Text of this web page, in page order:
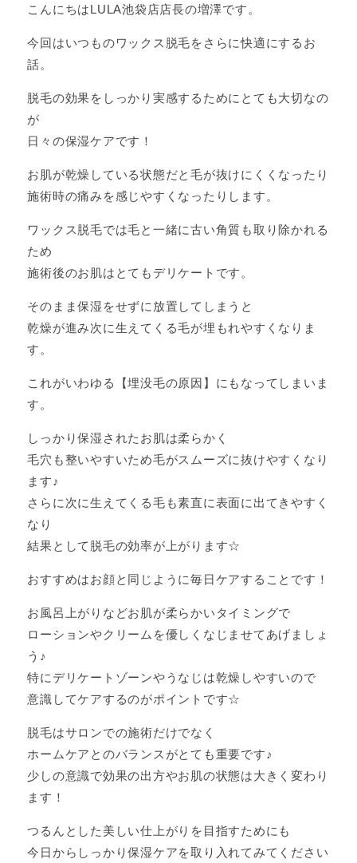
こんにちはLULA池袋店店長の増澤です。
今回はいつものワックス脱毛をさらに快適にするお
話。
脱毛の効果をしっかり実感するためにとても大切なの
が
日々の保湿ケアです！
お肌が乾燥している状態だと毛が抜けにくくなったり
施術時の痛みを感じやすくなったりします。
ワックス脱毛では毛と一緒に古い角質も取り除かれる
ため
施術後のお肌はとてもデリケートです。
そのまま保湿をせずに放置してしまうと
乾燥が進み次に生えてくる毛が埋もれやすくなりま
す。
これがいわゆる【埋没毛の原因】にもなってしまいま
す。
しっかり保湿されたお肌は柔らかく
毛穴も整いやすいため毛がスムーズに抜けやすくなり
ます♪
さらに次に生えてくる毛も素直に表面に出てきやすく
なり
結果として脱毛の効率が上がります☆
おすすめはお顔と同じように毎日ケアすることです！
お風呂上がりなどお肌が柔らかいタイミングで
ローションやクリームを優しくなじませてあげましょ
う♪
特にデリケートゾーンやうなじは乾燥しやすいので
意識してケアするのがポイントです☆
脱毛はサロンでの施術だけでなく
ホームケアとのバランスがとても重要です♪
少しの意識で効果の出方やお肌の状態は大きく変わり
ます！
つるんとした美しい仕上がりを目指すためにも
今日からしっかり保湿ケアを取り入れてみてください